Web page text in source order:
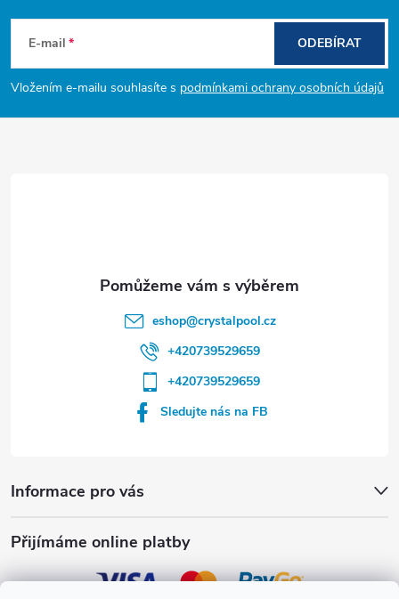
p
E-mail
Vložením e-mailu souhlasíte s podmínkami ochrany osobních údajů
ODEBÍRAT
Informace pro vás
Přijímáme online platby
eshop@crystalpool.cz
+420739529659
+420739529659
Sledujte nás na FB